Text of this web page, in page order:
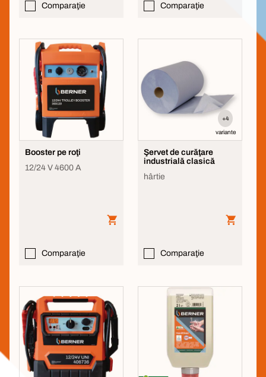
Comparaţie Comparaţie
Booster pe roţi
12/24 V 4600 A
Comparaţie
+4
variante
Şervet de curăţare
industrială clasică
hârtie
Comparaţie